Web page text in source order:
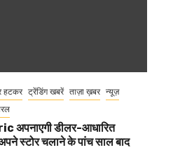
हटकर ट्रेंडिंग खबरें ताज़ा ख़बर
न्यूज़
अपनाएगी डीलर-आधारित
स्टोर चलाने के पांच साल बाद